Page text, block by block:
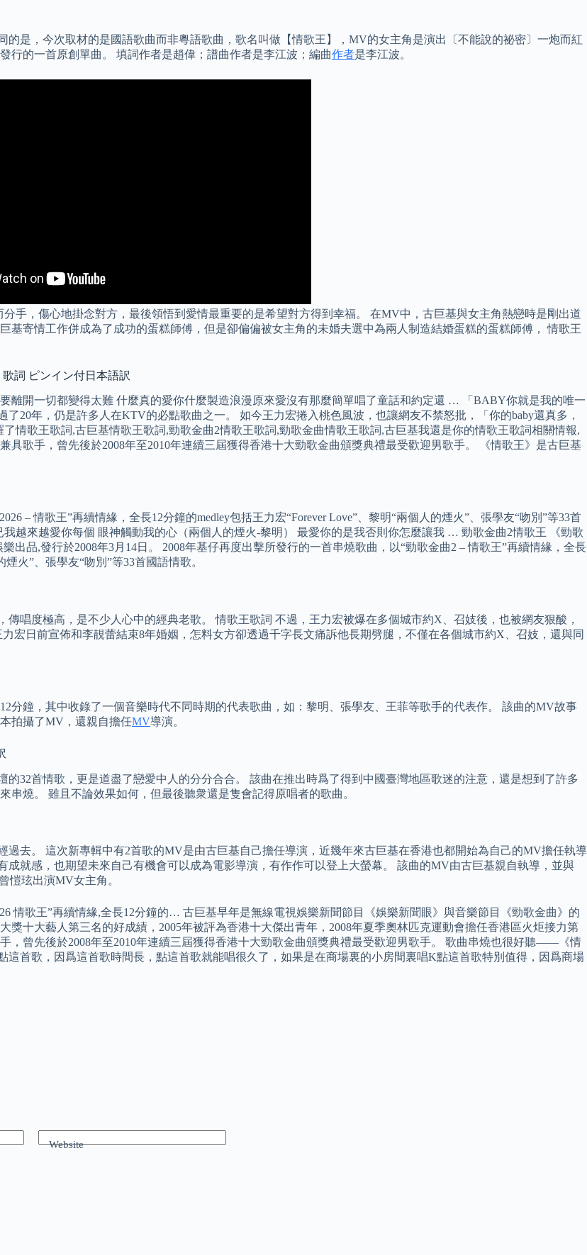
的是，今次取材的是國語歌曲而非粵語歌曲，歌名叫做【情歌王】，MV的女主角是演出〔不能說的祕密〕一炮而紅
行的一首原創單曲。 填詞作者是趙偉；譜曲作者是李江波；編曲作者是李江波。
手，傷心地掛念對方，最後領悟到愛情最重要的是希望對方得到幸福。 在MV中，古巨基與女主角熱戀時是剛出道
基寄情工作併成為了成功的蛋糕師傅，但是卻偏偏被女主角的未婚夫選中為兩人制造結婚蛋糕的蛋糕師傅， 情歌王
詞 ピンイン付日本語訳
離開一切都變得太難 什麼真的愛你什麼製造浪漫原來愛沒有那麼簡單唱了童話和約定還 … 「BABY你就是我的唯一
20年，仍是許多人在KTV的必點歌曲之一。 如今王力宏捲入桃色風波，也讓網友不禁怒批，「你的baby還真多，
情歌王歌詞,古巨基情歌王歌詞,勁歌金曲2情歌王歌詞,勁歌金曲情歌王歌詞,古巨基我還是你的情歌王歌詞相關情報,
歌手，曾先後於2008年至2010年連續三屆獲得香港十大勁歌金曲頒獎典禮最受歡迎男歌手。 《情歌王》是古巨基
– 情歌王”再續情緣，全長12分鐘的medley包括王力宏“Forever Love”、黎明“兩個人的煙火”、張學友“吻別”等33首
越來越愛你每個 眼神觸動我的心（兩個人的煙火-黎明） 最愛你的是我否則你怎麼讓我 … 勁歌金曲2情歌王 《勁歌
出品,發行於2008年3月14日。 2008年基仔再度出擊所發行的一首串燒歌曲，以“勁歌金曲2 – 情歌王”再續情緣，全長
火”、張學友“吻別”等33首國語情歌。
傳唱度極高，是不少人心中的經典老歌。 情歌王歌詞 不過，王力宏被爆在多個城市約X、召妓後，也被網友狠酸，
宏日前宣佈和李靚蕾結束8年婚姻，怎料女方卻透過千字長文痛訴他長期劈腿，不僅在各個城市約X、召妓，還與同
分鐘，其中收錄了一個音樂時代不同時期的代表歌曲，如：黎明、張學友、王菲等歌手的代表作。 該曲的MV故事
拍攝了MV，還親自擔任MV導演。
的32首情歌，更是道盡了戀愛中人的分分合合。 該曲在推出時爲了得到中國臺灣地區歌迷的注意，還是想到了許多
串燒。 雖且不論效果如何，但最後聽衆還是隻會記得原唱者的歌曲。
去。 這次新專輯中有2首歌的MV是由古巨基自己擔任導演，近幾年來古巨基在香港也都開始為自己的MV擔任執導
就感，也期望未來自己有機會可以成為電影導演，有作作可以登上大螢幕。 該曲的MV由古巨基親自執導，並與
愷玹出演MV女主角。
情歌王”再續情緣,全長12分鐘的… 古巨基早年是無線電視娛樂新聞節目《娛樂新聞眼》與音樂節目《勁歌金曲》的
獎十大藝人第三名的好成績，2005年被評為香港十大傑出青年，2008年夏季奧林匹克運動會擔任香港區火炬接力第
，曾先後於2008年至2010年連續三屆獲得香港十大勁歌金曲頒獎典禮最受歡迎男歌手。 歌曲串燒也很好聽——《情
首歌，因爲這首歌時間長，點這首歌就能唱很久了，如果是在商場裏的小房間裏唱K點這首歌特別值得，因爲商場
Website